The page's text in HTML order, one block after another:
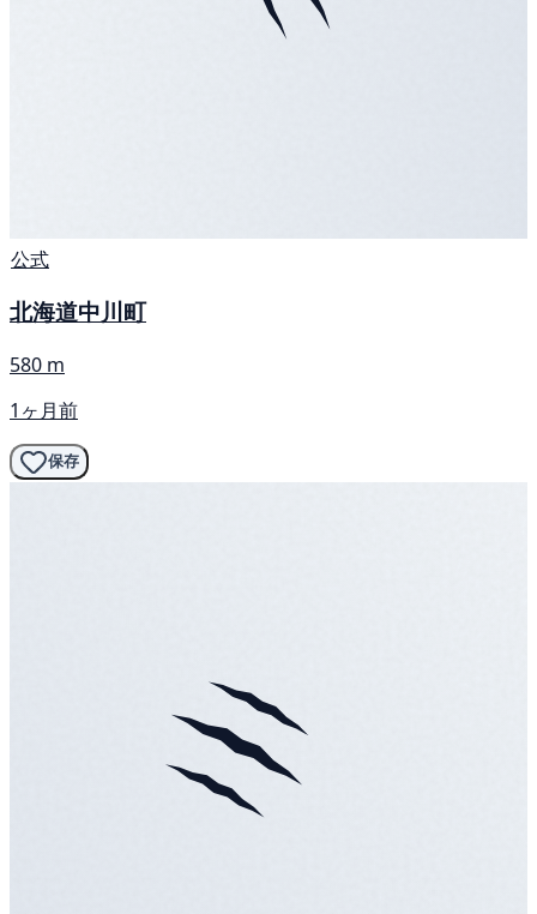
公式
北海道中川町
580 m
1ヶ月前
保存